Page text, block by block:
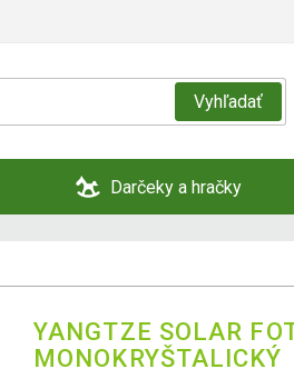
Vyhľadať
Darčeky a hračky
YANGTZE SOLAR
MONOKRYŠTALICKÝ